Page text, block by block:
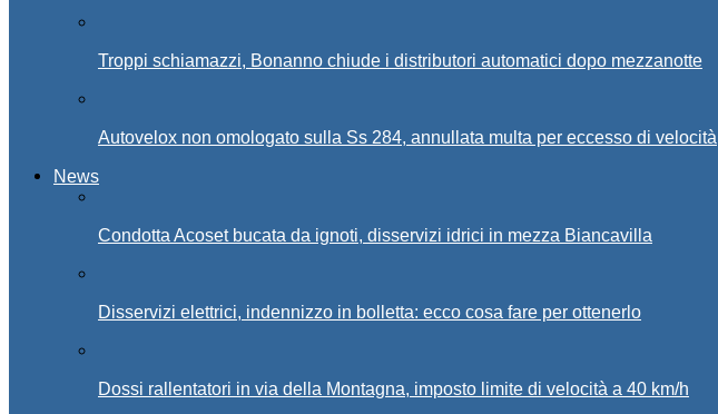
Troppi schiamazzi, Bonanno chiude i distributori automatici dopo mezzanotte
Autovelox non omologato sulla Ss 284, annullata multa per eccesso di velocità
News
Condotta Acoset bucata da ignoti, disservizi idrici in mezza Biancavilla
Disservizi elettrici, indennizzo in bolletta: ecco cosa fare per ottenerlo
Dossi rallentatori in via della Montagna, imposto limite di velocità a 40 km/h